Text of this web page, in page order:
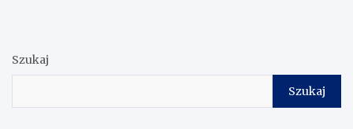
Szukaj
Szukaj